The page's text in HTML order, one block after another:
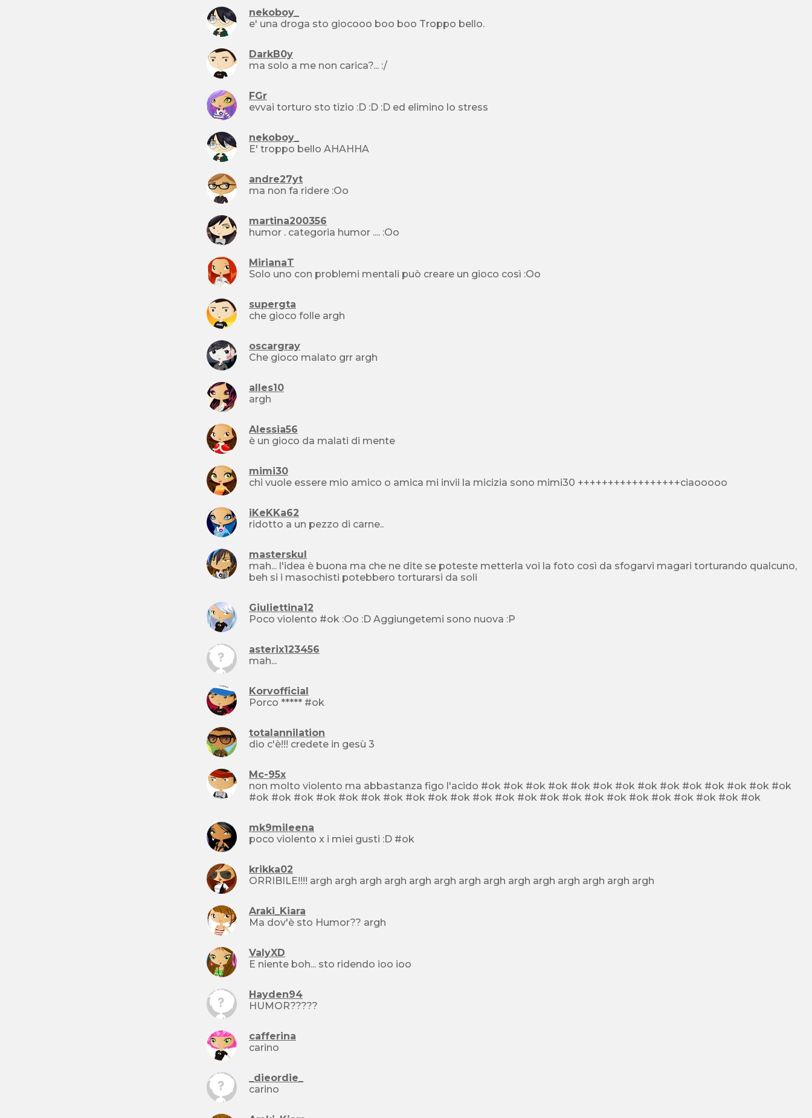
nekoboy_
e' una droga sto giocooo boo boo Troppo bello.
DarkB0y
ma solo a me non carica?... :/
FGr
evvai torturo sto tizio :D :D :D ed elimino lo stress
nekoboy_
E' troppo bello AHAHHA
andre27yt
ma non fa ridere :Oo
martina200356
humor . categoria humor .... :Oo
MirianaT
Solo uno con problemi mentali può creare un gioco così :Oo
supergta
che gioco folle argh
oscargray
Che gioco malato grr argh
alles10
argh
Alessia56
è un gioco da malati di mente
mimi30
chi vuole essere mio amico o amica mi invii la micizia sono mimi30 +++++++++++++++++ciaooooo
iKeKKa62
ridotto a un pezzo di carne..
masterskul
mah... l'idea è buona ma che ne dite se poteste metterla voi la foto così da sfogarvi magari torturando qualcuno,
beh si i masochisti potebbero torturarsi da soli
Giuliettina12
Poco violento #ok :Oo :D Aggiungetemi sono nuova :P
asterix123456
mah...
Korvofficial
Porco ***** #ok
totalannilation
dio c'è!!! credete in gesù 3
Mc-95x
non molto violento ma abbastanza figo l'acido #ok #ok #ok #ok #ok #ok #ok #ok #ok #ok #ok #ok #ok #ok
#ok #ok #ok #ok #ok #ok #ok #ok #ok #ok #ok #ok #ok #ok #ok #ok #ok #ok #ok #ok #ok #ok #ok
mk9mileena
poco violento x i miei gusti :D #ok
krikka02
ORRIBILE!!!! argh argh argh argh argh argh argh argh argh argh argh argh argh argh
Araki_Kiara
Ma dov'è sto Humor?? argh
ValyXD
E niente boh... sto ridendo ioo ioo
Hayden94
HUMOR?????
cafferina
carino
_dieordie_
carino